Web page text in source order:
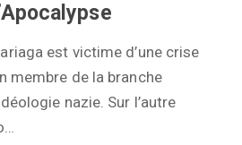
est victime d’une crise
membre de la branche
nazie. Sur l’autre